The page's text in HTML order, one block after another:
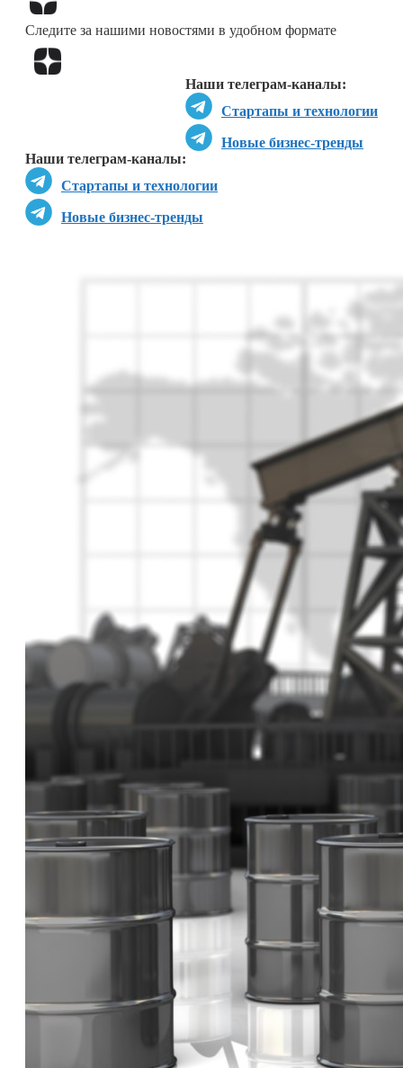
Следите за нашими новостями в удобном формате
Наши телеграм-каналы:
Стартапы и технологии
Новые бизнес-тренды
Наши телеграм-каналы:
Стартапы и технологии
Новые бизнес-тренды